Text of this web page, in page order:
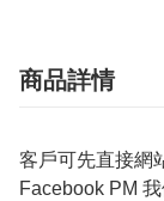
商品詳情
客戶可先直接網
Facebook PM